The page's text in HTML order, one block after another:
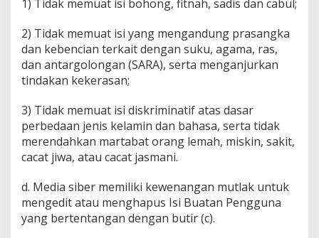
1) Tidak memuat isi bohong, fitnah, sadis dan cabul;
2) Tidak memuat isi yang mengandung prasangka
dan kebencian terkait dengan suku, agama, ras,
dan antargolongan (SARA), serta menganjurkan
tindakan kekerasan;
3) Tidak memuat isi diskriminatif atas dasar
perbedaan jenis kelamin dan bahasa, serta tidak
merendahkan martabat orang lemah, miskin, sakit,
cacat jiwa, atau cacat jasmani.
d. Media siber memiliki kewenangan mutlak untuk
mengedit atau menghapus Isi Buatan Pengguna
yang bertentangan dengan butir (c).